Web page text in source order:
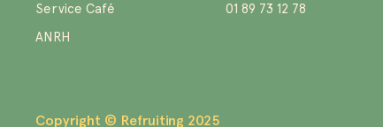
Service Café
ANRH
01 89 73 12 78
Copyright © Refruiting 2025